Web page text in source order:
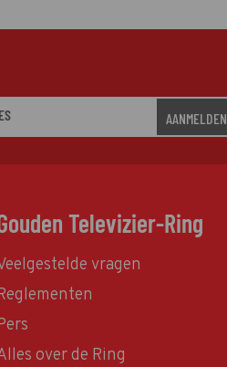
AANMELDEN
Televizier-Ring
vragen
over de Ring